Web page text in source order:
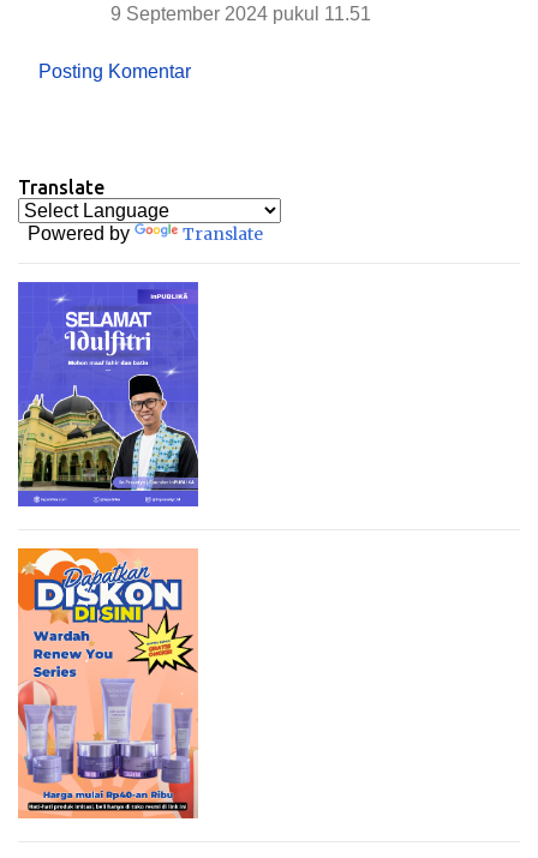
9 September 2024 pukul 11.51
Posting Komentar
Translate
Powered by Translate